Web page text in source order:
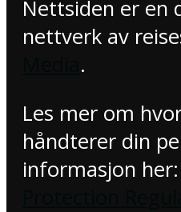
Nettsiden er en
nettverk av
.
Les mer om
håndterer din
informasjon her: